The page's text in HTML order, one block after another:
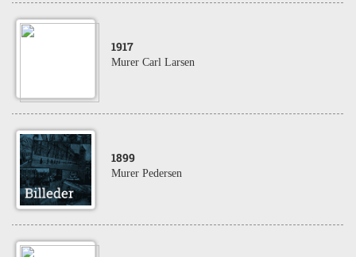
1917
Murer Carl Larsen
1899
Murer Pedersen